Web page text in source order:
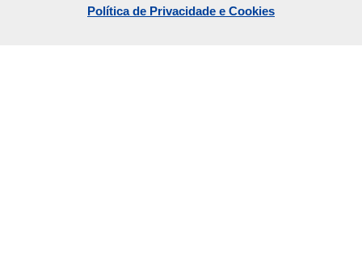
Política de Privacidade e Cookies